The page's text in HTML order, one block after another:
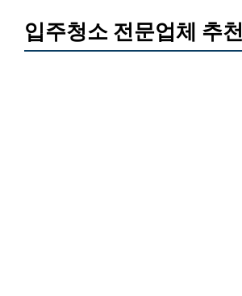
입주청소 전문업체 추천